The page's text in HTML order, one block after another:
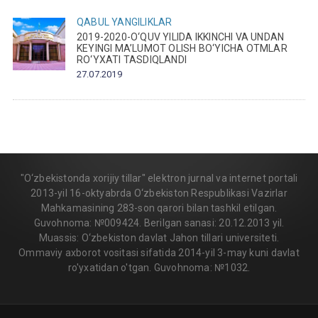
QABUL
YANGILIKLAR
2019-2020-O‘QUV YILIDA IKKINCHI VA UNDAN
KEYINGI MA’LUMOT OLISH BO‘YICHA OTMLAR
RO‘YXATI TASDIQLANDI
27.07.2019
"O‘zbekistonda xorijiy tillar" elektron jurnal va internet portali
2013-yil 16-oktyabrda O‘zbekiston Respublikasi Vazirlar
Mahkamasining 283-son qarori bilan tashkil etilgan.
Guvohnoma: №009424. Berilgan sanasi: 20.12.2013 yil.
Muassis: O‘zbekiston davlat Jahon tillari universiteti.
Ommaviy axborot vositasi sifatida 2014-yil 3-may kuni davlat
ro'yxatidan o'tgan. Guvohnoma: №1032.